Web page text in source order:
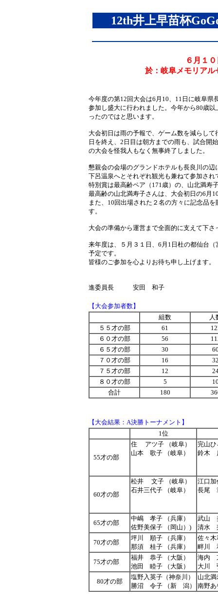
12th井上早苗杯
６月１
於：岐阜メモリア
今年度の第12回大会は6月10、11日に岐阜
参加し盛大に行われました。今年から80歳
ったのではと思います。
大会初日は雨の予報で、ゲーム数を減らし
日を終え、2日目は朝方までの雨も、試合開
の大会を怪我人もなく無事終了しました。
懇親会の会場のグランドホテルも長良川の
下呂温泉へとそれぞれ観光も兼ねて参加され
特別賞は最高齢ペア（171歳）の、山北満寿
最高齢の山北満寿子さんは、大会初日の6月
また、10回出場された２名の方々に記念品
す。
大会の準備から運営まで全面的に支えて下
来年度は、５月３１日、6月1日杜の都仙台
予定です。
皆様のご参加を心よりお待ち申し上げます。
進委員長 安田 和子
【大会参加者数】
組数
人
５５才の部
61
６０才の部
56
６５才の部
30
７０才の部
16
７５才の部
12
８０才の部
5
合計
180
【大会結果：A決勝トーナメント】
1位
55才の部
住 アツ子 （岐阜）
山本 歌子 （岐阜）
完山ひ
鈴木
60才の部
松井 文子 （岐阜）
石井三代子 （岐阜）
江口加
長尾
65才の部
中嶋 孝子 （兵庫）
佐野美保子 （岡山）)
武山
清水
70才の部
坪川 順子 （兵庫）
那須 桂子 （兵庫）
佐々木
畔川
75才の部
福井 恭子 （大阪）
池田 睦子 （大阪）
海内
大川
80才の部
塩野入英子（神奈川）
勝沼 令子 （新 潟）
山北
南野あ